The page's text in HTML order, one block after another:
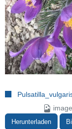
Herunterladen